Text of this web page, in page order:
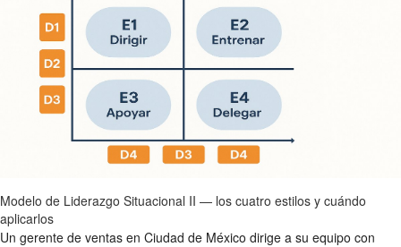
Modelo de Liderazgo Situacional II — los cuatro estilos y cuándo
aplicarlos
Un gerente de ventas en Ciudad de México dirige a su equipo con